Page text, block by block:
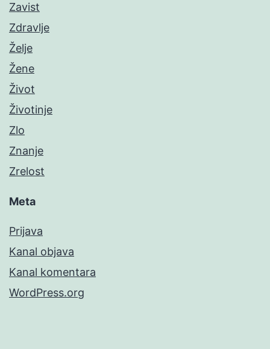
Zavist
Zdravlje
Želje
Žene
Život
Životinje
Zlo
Znanje
Zrelost
Meta
Prijava
Kanal objava
Kanal komentara
WordPress.org